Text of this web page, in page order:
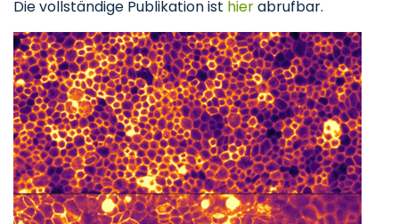
Die vollständige Publikation ist hierabrufbar.